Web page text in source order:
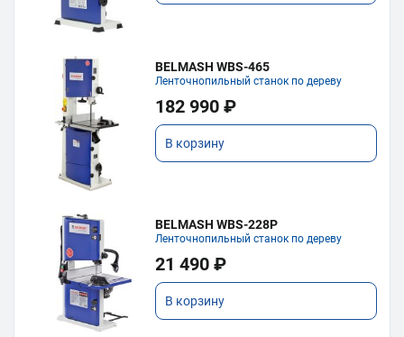
BELMASH WBS-465
Ленточнопильный станок по дереву
182 990 ₽
В корзину
BELMASH WBS-228P
Ленточнопильный станок по дереву
21 490 ₽
В корзину